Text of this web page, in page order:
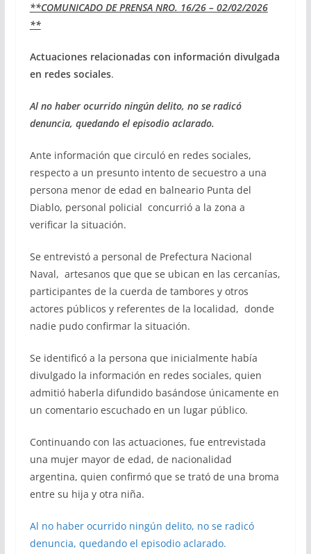
**COMUNICADO DE PRENSA NRO. 16/26 – 02/02/2026
**
Actuaciones relacionadas con información divulgada
en redes sociales.
Al no haber ocurrido ningún delito, no se radicó
denuncia, quedando el episodio aclarado.
Ante información que circuló en redes sociales,
respecto a un presunto intento de secuestro a una
persona menor de edad en balneario Punta del
Diablo, personal policial concurrió a la zona a
verificar la situación.
Se entrevistó a personal de Prefectura Nacional
Naval, artesanos que que se ubican en las cercanías,
participantes de la cuerda de tambores y otros
actores públicos y referentes de la localidad, donde
nadie pudo confirmar la situación.
Se identificó a la persona que inicialmente había
divulgado la información en redes sociales, quien
admitió haberla difundido basándose únicamente en
un comentario escuchado en un lugar público.
Continuando con las actuaciones, fue entrevistada
una mujer mayor de edad, de nacionalidad
argentina, quien confirmó que se trató de una broma
entre su hija y otra niña.
Al no haber ocurrido ningún delito, no se radicó
denuncia, quedando el episodio aclarado.